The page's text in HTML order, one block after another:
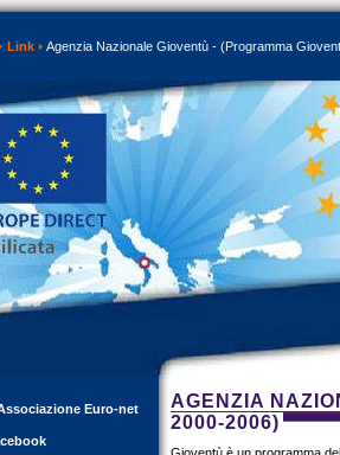
Link Agenzia Nazionale Gioventù - (Programma
Euro-net
AGENZIA
2000-2006)